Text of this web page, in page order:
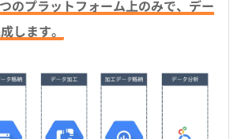
のプラットフォーム上のみで、デー
します。